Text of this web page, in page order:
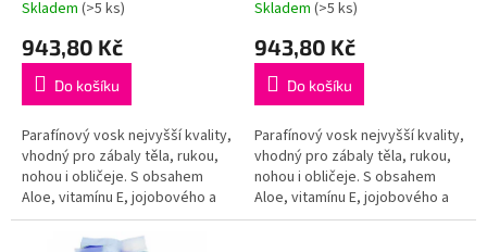
Skladem (>5 ks)
943,80 Kč
Do košíku
Parafínový vosk nejvyšší kvality,
vhodný pro zábaly těla, rukou,
nohou i obličeje. S obsahem
Aloe, vitamínu E, jojobového a
meruňkového oleje. 2,7 kg (6
sáčků s parafínem)...
Skladem (>5 ks)
943,80 Kč
Do košíku
Parafínový vosk nejvyšší kvality,
vhodný pro zábaly těla, rukou,
nohou i obličeje. S obsahem
Aloe, vitamínu E, jojobového a
meruňkového oleje. 2,7 kg (6